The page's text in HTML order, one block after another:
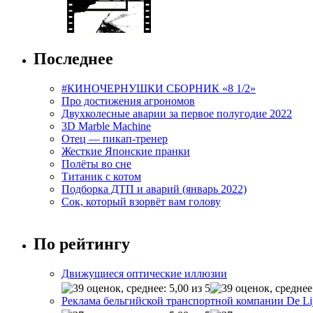
Последнее
#КИНОЧЕРНУШКИ СБОРНИК «8 1/2»
Про достижения агрономов
Двухколесные аварии за первое полугодие 2022
3D Marble Machine
Отец — пикап-тренер
Жесткие Японские пранки
Полёты во сне
Титаник с котом
Подборка ДТП и аварий (январь 2022)
Сок, который взорвёт вам голову
По рейтингу
Движущиеся оптические иллюзии
Реклама бельгийской транспортной компании De